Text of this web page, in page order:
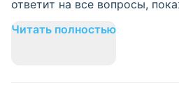
ответит на все вопросы,
Читать полностью